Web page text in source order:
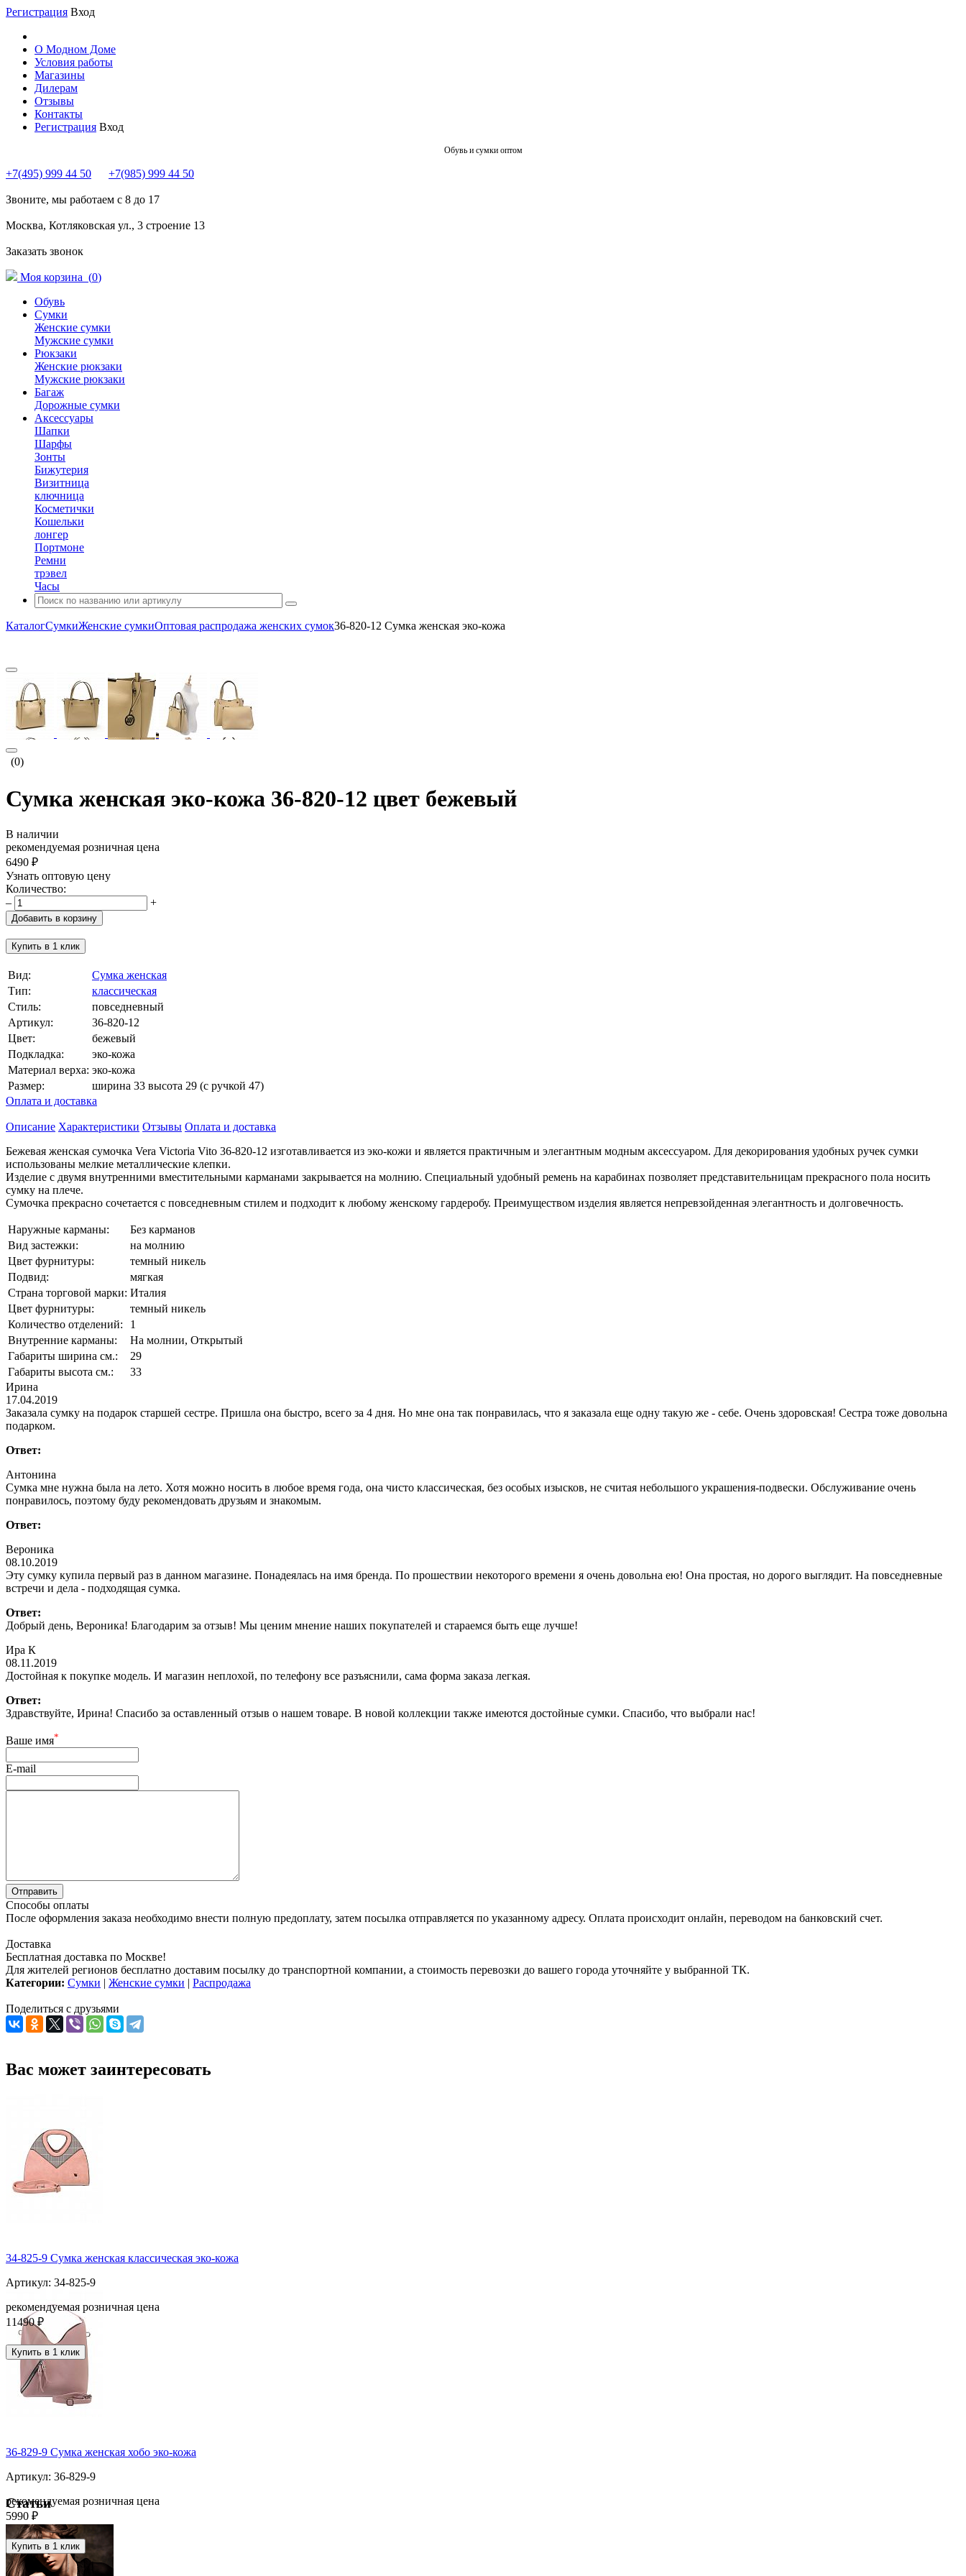
Регистрация Вход
О Модном Доме
Условия работы
Магазины
Дилерам
Отзывы
Контакты
Регистрация Вход
Обувь и сумки оптом
+7(495) 999 44 50 +7(985) 999 44 50
Звоните, мы работаем с 8 до 17
Москва, Котляковская ул., 3 строение 13
Заказать звонок
Моя корзина (0)
Обувь
Сумки
Женские сумки
Мужские сумки
Рюкзаки
Женские рюкзаки
Мужские рюкзаки
Багаж
Дорожные сумки
Аксессуары
Шапки
Шарфы
Зонты
Бижутерия
Визитница
ключница
Косметички
Кошельки
лонгер
Портмоне
Ремни
трэвел
Часы
КаталогСумкиЖенские сумкиОптовая распродажа женских сумок36-820-12 Сумка женская эко-кожа
(0)
Сумка женская эко-кожа 36-820-12 цвет бежевый
В наличии
рекомендуемая розничная цена
6490 ₽
Узнать оптовую цену
Количество:
–
+
Добавить в корзину
Купить в 1 клик
Вид:
Сумка женская
Тип:
классическая
Стиль:
повседневный
Артикул:
36-820-12
Цвет:
бежевый
Подкладка:
эко-кожа
Материал верха: эко-кожа
Размер:
ширина 33 высота 29 (с ручкой 47)
Оплата и доставка
Описание Характеристики Отзывы Оплата и доставка
Бежевая женская сумочка Vera Victoria Vito 36-820-12 изготавливается из эко-кожи и является практичным и элегантным модным аксессуаром. Для декорирования удобных ручек сумки
использованы мелкие металлические клепки.
Изделие с двумя внутренними вместительными карманами закрывается на молнию. Специальный удобный ремень на карабинах позволяет представительницам прекрасного пола носить
сумку на плече.
Сумочка прекрасно сочетается с повседневным стилем и подходит к любому женскому гардеробу. Преимуществом изделия является непревзойденная элегантность и долговечность.
Наружные карманы:
Без карманов
Вид застежки:
на молнию
Цвет фурнитуры:
темный никель
Подвид:
мягкая
Страна торговой марки: Италия
Цвет фурнитуры:
темный никель
Количество отделений:
1
Внутренние карманы:
На молнии, Открытый
Габариты ширина см.:
29
Габариты высота см.:
33
Ирина
17.04.2019
Заказала сумку на подарок старшей сестре. Пришла она быстро, всего за 4 дня. Но мне она так понравилась, что я заказала еще одну такую же - себе. Очень здоровская! Сестра тоже довольна
подарком.
Ответ:
Антонина
Сумка мне нужна была на лето. Хотя можно носить в любое время года, она чисто классическая, без особых изысков, не считая небольшого украшения-подвески. Обслуживание очень
понравилось, поэтому буду рекомендовать друзьям и знакомым.
Ответ:
Вероника
08.10.2019
Эту сумку купила первый раз в данном магазине. Понадеялась на имя бренда. По прошествии некоторого времени я очень довольна ею! Она простая, но дорого выглядит. На повседневные
встречи и дела - подходящая сумка.
Ответ:
Добрый день, Вероника! Благодарим за отзыв! Мы ценим мнение наших покупателей и стараемся быть еще лучше!
Ира К
08.11.2019
Достойная к покупке модель. И магазин неплохой, по телефону все разъяснили, сама форма заказа легкая.
Ответ:
Здравствуйте, Ирина! Спасибо за оставленный отзыв о нашем товаре. В новой коллекции также имеются достойные сумки. Спасибо, что выбрали нас!
Ваше имя*
E-mail
Способы оплаты
После оформления заказа необходимо внести полную предоплату, затем посылка отправляется по указанному адресу. Оплата происходит онлайн, переводом на банковский счет.
Доставка
Бесплатная доставка по Москве!
Для жителей регионов бесплатно доставим посылку до транспортной компании, а стоимость перевозки до вашего города уточняйте у выбранной ТК.
Категории: Сумки | Женские сумки | Распродажа
Поделиться с друзьями
Вас может заинтересовать
34-825-9 Сумка женская классическая эко-кожа
Артикул: 34-825-9
рекомендуемая розничная цена
11490 ₽
Купить в 1 клик
36-829-9 Сумка женская хобо эко-кожа
Артикул: 36-829-9
рекомендуемая розничная цена
5990 ₽
Купить в 1 клик
Статьи